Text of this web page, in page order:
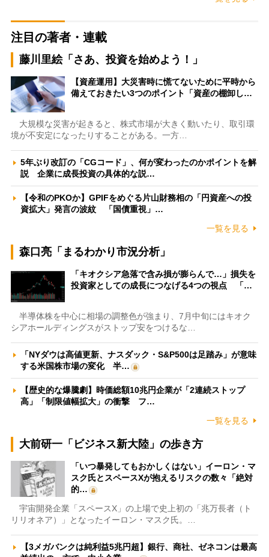
注目の著者・連載
藤川里絵「さあ、投資を始めよう！」
【資産運用】大災害時に慌てないために平時から
備えておきたい3つのポイント「資産の棚卸し…
大規模な災害が起きると、株式市場が大きく動いたり、取引環
境が不安定になったりすることがある。一方…
5年ぶり改訂の「CGコード」、何が変わったのかポイントを解
説 企業に成長投資の具体的な説…
【令和のPKOか】GPIFをめぐる片山財務相の「円資産への投
資拡大」発言の波紋 「国債重視」…
一覧を見る
森口亮「まるわかり市況分析」
「キオクシア急落で含み損が膨らんで…」損失を
投資家としての成長につなげる4つの視点 「…
半導体株を中心に相場の調整色が強まり、7月中旬にはキオク
シアホールディングスがストップ安をつけるな…
「NYダウは高値更新、ナスダック・S&P500は足踏み」が意味
する米国株市場の変化 半…
【歴史的な爆騰劇】時価総額10兆円企業が「2連続ストップ
高」「制限値幅拡大」の衝撃 フ…
一覧を見る
大前研一「ビジネス新大陸」の歩き方
「いつ暴発してもおかしくはない」イーロン・マ
スク氏とスペースXが抱えるリスクの数々「絶対
的…
宇宙開発企業「スペースX」の上場で史上初の「兆万長者（ト
リリオネア）」となったイーロン・マスク氏。…
【3メガバンクは純利益5兆円超】銀行、商社、ゼネコンは最高